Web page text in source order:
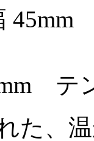
テ
た、